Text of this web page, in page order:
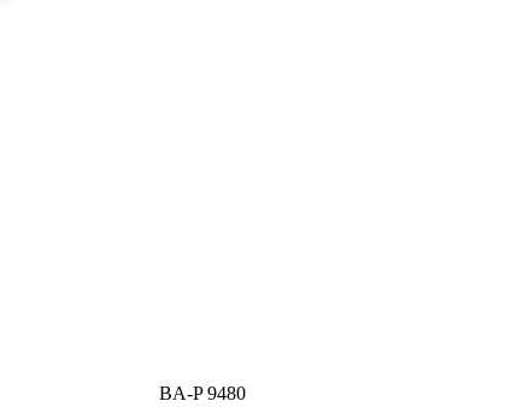
BA-P 9480